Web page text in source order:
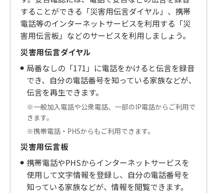
することができる「災害用伝言ダイヤル」、携帯
電話等のインターネットサービスを利用する「災
害用伝言板」などのサービスを利用しましょう。
災害用伝言ダイヤル
局番なしの「171」に電話をかけると伝言を録音
でき、自分の電話番号を知っている家族などが、
伝言を再生できます。
※一般加入電話や公衆電話、一部のIP電話からご利用で
きます。
※携帯電話・PHSからもご利用できます。
災害用伝言板
携帯電話やPHSからインターネットサービスを
使用して文字情報を登録し、自分の電話番号を
知っている家族などが、情報を閲覧できます。